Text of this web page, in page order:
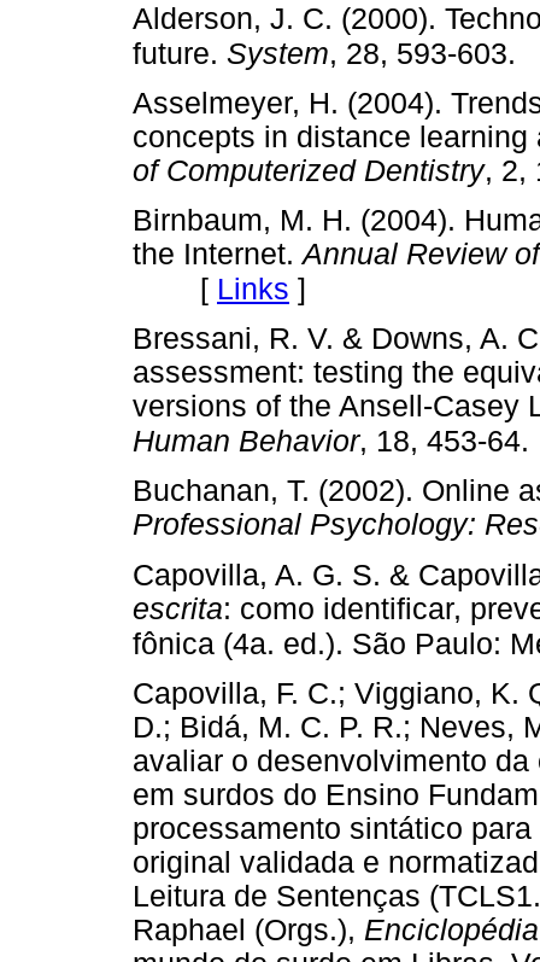
Alderson, J. C. (2000).
future. System, 28, 593-603.
Asselmeyer, H. (2004).
concepts in distance
of Computerized Dentistry, 2,
Birnbaum, M. H. (2004).
the Internet.Annual Review
[ Links ]
Bressani, R. V. & Downs, A.
assessment: testing the
versions of the Ansell-Casey
Human Behavior, 18, 453-64.
Buchanan, T. (2002). Online
Professional Psychology:
Capovilla, A. G. S. &
escrita: como identificar,
fônica (4a. ed.). São Paulo:
Capovilla, F. C.; Viggiano, K.
D.; Bidá, M. C. P. R.; Neves,
avaliar o desenvolvimento
em surdos do Ensino
processamento sintático
original validada e
Leitura de Sentenças
Raphael (Orgs.),